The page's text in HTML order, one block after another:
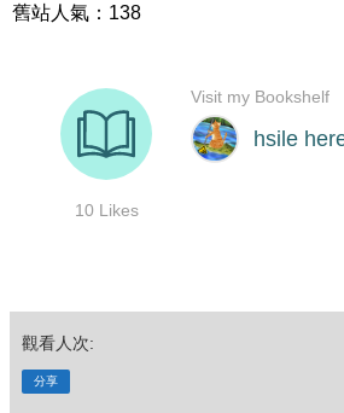
舊站人氣：138
觀看人次:
分享